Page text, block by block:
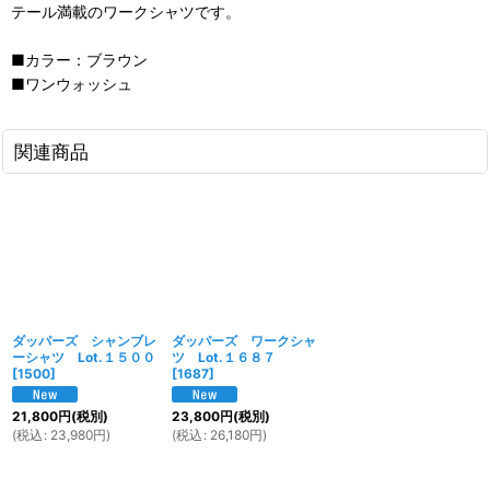
テール満載のワークシャツです。
■カラー：ブラウン
■ワンウォッシュ
関連商品
ダッパーズ シャンブレ
ーシャツ Lot.１５００
[1500]
21,800円(税別)
(税込 : 23,980円)
ダッパーズ ワークシャ
ツ Lot.１６８７
[1687]
23,800円(税別)
(税込 : 26,180円)